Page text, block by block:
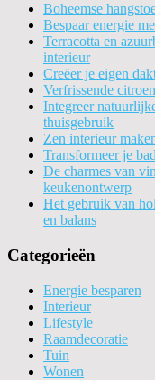
Boheemse
Bespaar energie
Terracotta en
interieur
Creëer je eigen
Verfrissende
Integreer
thuisgebruik
Zen interieur
Transformeer je
De charmes van
keukenontwerp
Het gebruik van
en balans
Categorieën
Energie besparen
Interieur
Lifestyle
Raamdecoratie
Tuin
Wonen